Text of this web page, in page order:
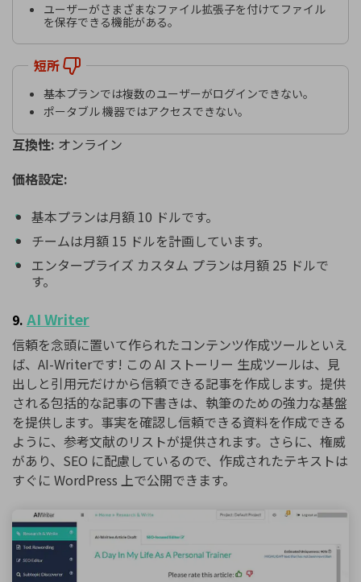
ユーザーがさまざまなファイル拡張子を付けてファイル
を保存できる機能がある。
短所
基本プランでは複数のユーザーがログインできない。
ポータブル 機器ではアクセスできない。
互換性: オンライン
価格設定:
基本プランは月額 10 ドルです。
チームは月額 15 ドルを計画しています。
エンタープライズ カスタム プランは月額 25 ドルで
す。
9. AI Writer
信頼を念頭に置いて作られたコンテンツ作成ツールといえ
ば、AI-Writerです! この AI ストーリー 生成ツールは、見
出しと引用元だけから信頼できる記事を作成します。提供
される包括的な記事の下書きは、執筆のための強力な基盤
を提供します。事実を確認し信頼できる資料を作成できる
ように、参考文献のリストが提供されます。さらに、権威
があり、SEO に配慮しているので、作成されたテキストは
すぐに WordPress 上で公開できます。